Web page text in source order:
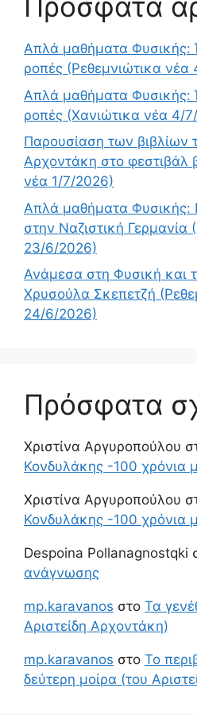
Απλά μαθήματα Φυσικής:
ροπές (Ρεθεμνιώτικα
Απλά μαθήματα Φυσικής:
ροπές (Χανιώτικα νέα 4/
Παρουσίαση των βιβλίων
Αρχοντάκη στο φεστιβάλ
νέα 1/7/2026)
Απλά μαθήματα
στην Ναζιστική Γερμανία
23/6/2026)
Ανάμεσα στη Φυσική και
Χρυσούλα Σκεπετζή
24/6/2026)
Πρόσφατα
Χριστίνα Αργυροπούλου
Κονδυλάκης -100 χρόνια
Χριστίνα Αργυροπούλου
Κονδυλάκης -100 χρόνια
Despoina Pollanagnostqki
ανάγνωσης
mp.karavanos στο Τα
Αριστείδη Αρχοντάκη)
mp.karavanos στο Το
δεύτερη μοίρα (του